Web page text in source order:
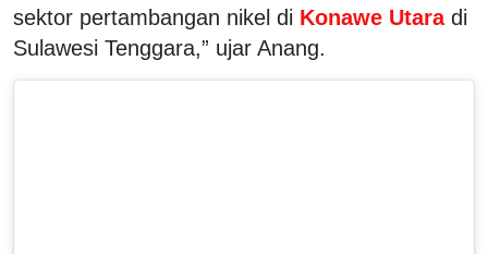
sektor pertambangan nikel di Konawe Utara di
Sulawesi Tenggara,” ujar Anang.